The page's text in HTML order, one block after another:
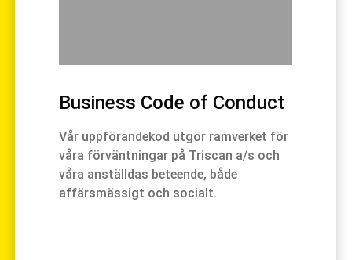
Business Code of Conduct
Vår uppförandekod utgör ramverket för
våra förväntningar på Triscan a/s och
våra anställdas beteende, både
affärsmässigt och socialt.